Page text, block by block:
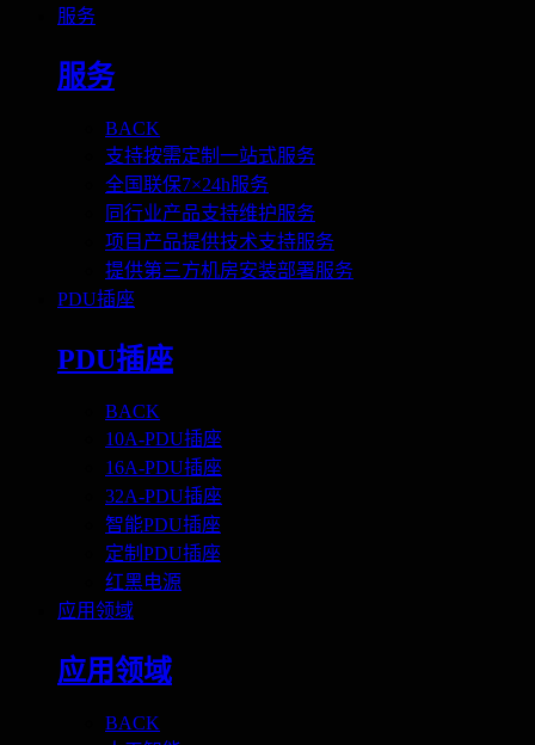
服务
服务
BACK
支持按需定制一站式服务
全国联保7×24h服务
同行业产品支持维护服务
项目产品提供技术支持服务
提供第三方机房安装部署服务
PDU插座
PDU插座
BACK
10A-PDU插座
16A-PDU插座
32A-PDU插座
智能PDU插座
定制PDU插座
红黑电源
应用领域
应用领域
BACK